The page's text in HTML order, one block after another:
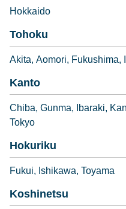
Hokkaido
Tohoku
Akita Aomori Fukushima
Kanto
Chiba Gunma Ibaraki
Tokyo
Hokuriku
Fukui Ishikawa Toyama
Koshinetsu